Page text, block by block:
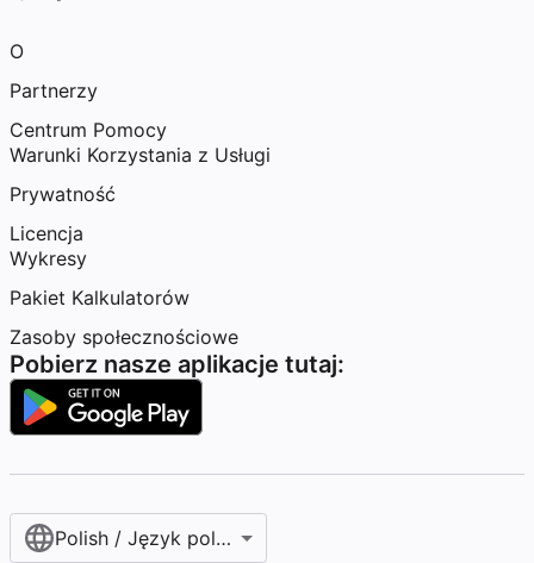
O
Partnerzy
Centrum Pomocy
Warunki Korzystania z Usługi
Prywatność
Licencja
Wykresy
Pakiet Kalkulatorów
Zasoby społecznościowe
Pobierz nasze aplikacje tutaj:
Polish / Język polski‎